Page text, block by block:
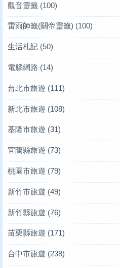
觀音靈籤 (100)
雷雨師籤(關帝靈籤) (100)
生活札記 (50)
電腦網路 (14)
台北市旅遊 (111)
新北市旅遊 (108)
基隆市旅遊 (31)
宜蘭縣旅遊 (73)
桃園市旅遊 (79)
新竹市旅遊 (49)
新竹縣旅遊 (76)
苗栗縣旅遊 (171)
台中市旅遊 (238)